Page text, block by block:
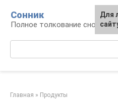
контенту
Сонник
Полное толкование снов
Главная » Продукты
Для